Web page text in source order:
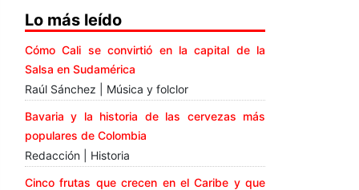
Lo más leído
Cómo Cali se convirtió en la capital de la
Salsa en Sudamérica
Raúl Sánchez | Música y folclor
Bavaria y la historia de las cervezas más
populares de Colombia
Redacción | Historia
Cinco frutas que crecen en el Caribe y que